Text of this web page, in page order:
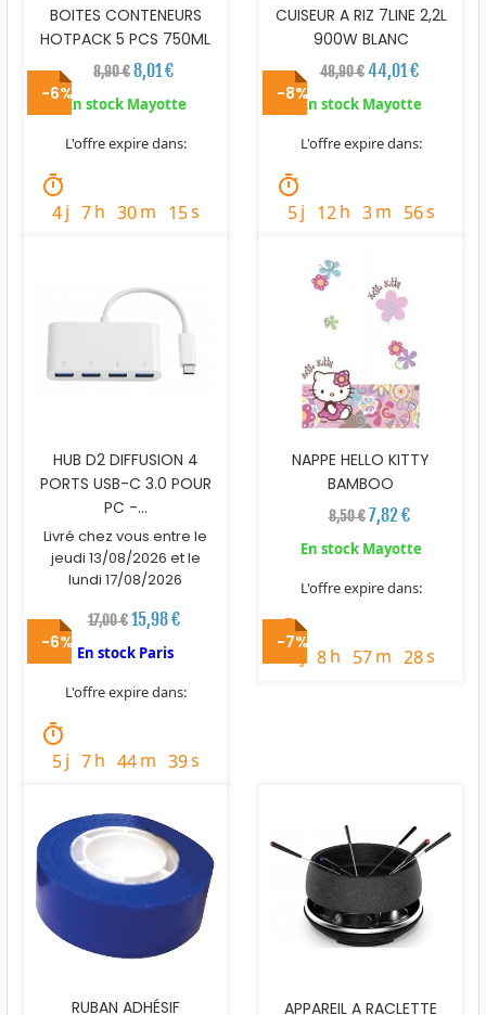
BOITES CONTENEURS
HOTPACK 5 PCS 750ML
8,90 €8,01 €
En stock Mayotte
L'offre expire dans:
timer
4j 7h 30m 14s
CUISEUR A RIZ 7LINE 2,2L
900W BLANC
48,90 € 44,01 €
En stock Mayotte
L'offre expire dans:
timer
5j 12h 3m 55s
-6%
HUB D2 DIFFUSION 4
PORTS USB-C 3.0 POUR
PC -...
Livré chez vous entre le
jeudi 13/08/2026 et le
lundi 17/08/2026
17,00 € 15,98 €
En stock Paris
L'offre expire dans:
timer
5j 7h 44m 38s
-8%
NAPPE HELLO KITTY
BAMBOO
8,50 € 7,82 €
En stock Mayotte
L'offre expire dans:
timer
8h 57m 27s
-6%
RUBAN ADHÉSIF
-7%
APPAREIL A RACLETTE